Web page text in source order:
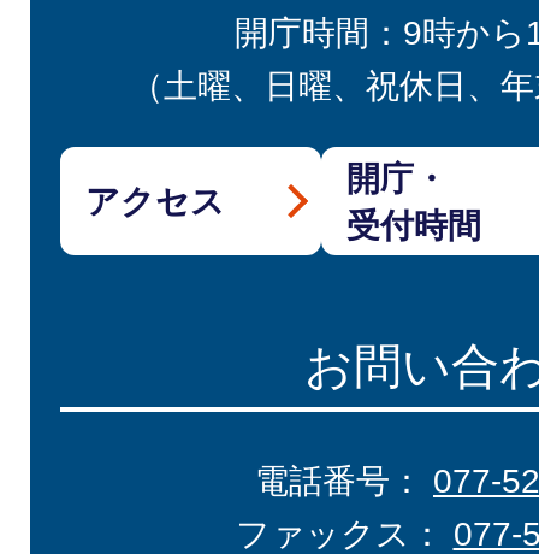
開庁時間：9時から
（土曜、日曜、祝休日、
アクセス
開庁・
受付時間
お問い合
電話番号： 077-
ファックス： 077-